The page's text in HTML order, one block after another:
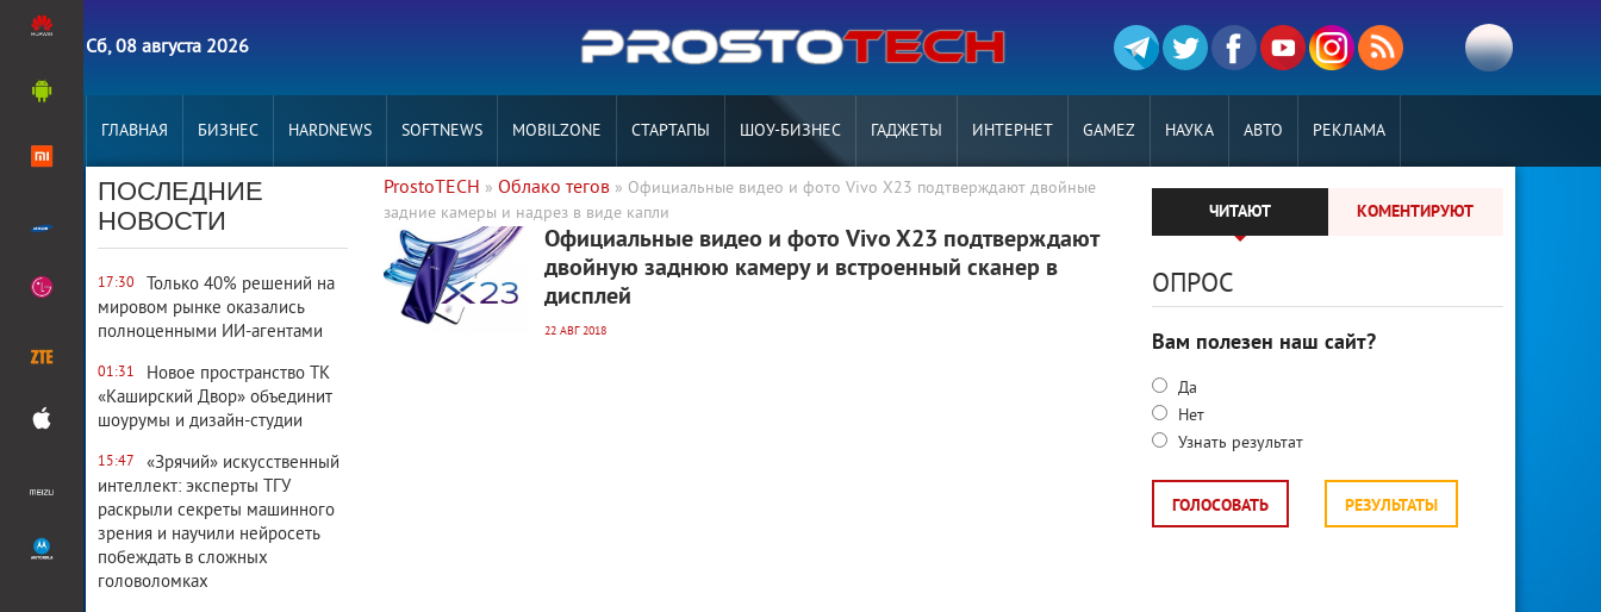
Сб, 08 августа 2026
ГЛАВНАЯ БИЗНЕС HARDNEWS SOFTNEWS MOBILZONE СТАРТАПЫ ШОУ-БИЗНЕС ГАДЖЕТЫ ИНТЕРНЕТ GAMEZ НАУКА АВТО РЕКЛАМА
ПОСЛЕДНИЕ
НОВОСТИ
17:30
Только 40% решений на
мировом рынке оказались
полноценными ИИ-агентами
01:31
Новое пространство ТК
«Каширский Двор» объединит
шоурумы и дизайн-студии
15:47
«Зрячий» искусственный
интеллект: эксперты ТГУ
раскрыли секреты машинного
зрения и научили нейросеть
побеждать в сложных
головоломках
ProstoTECH » Облако тегов » Официальные видео и фото Vivo X23 подтверждают двойные
задние камеры и надрез в виде капли
3 959 0
Официальные видео и фото Vivo X23 подтверждают
двойную заднюю камеру и встроенный сканер в
дисплей
22 АВГ 2018
ЧИТАЮТ КОМЕНТИРУЮТ
ОПРОС
Вам полезен наш сайт?
Да
Нет
Узнать результат
ГОЛОСОВАТЬ РЕЗУЛЬТАТЫ